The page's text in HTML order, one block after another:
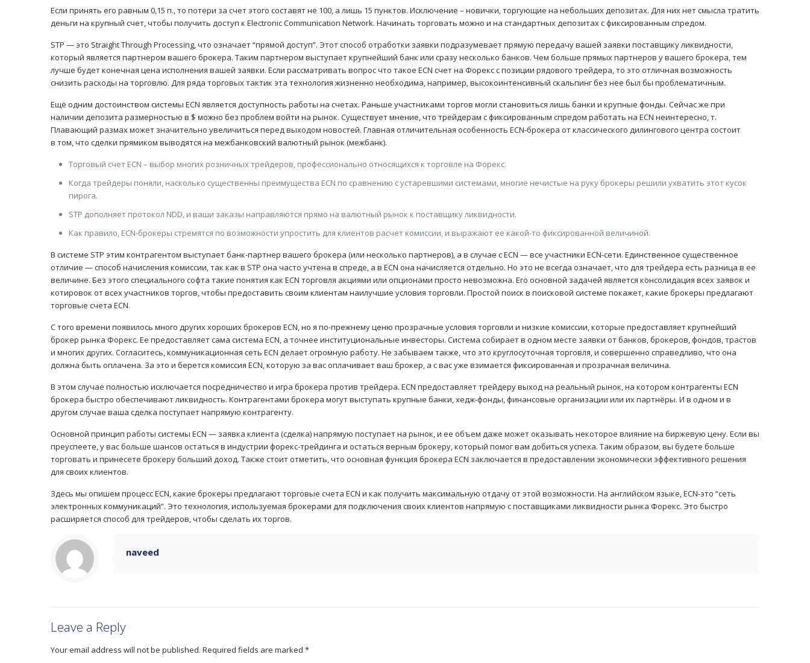
Если принять его равным 0,15 п., то потери за счет этого составят не 100, а лишь 15 пунктов. Исключение – новички, торгующие на небольших депозитах. Для них нет смысла тратить
деньги на крупный счет, чтобы получить доступ к Electronic Communication Network. Начинать торговать можно и на стандартных депозитах с фиксированным спредом.
STP — это Straight Through Processing, что означает “прямой доступ”. Этот способ отработки заявки подразумевает прямую передачу вашей заявки поставщику ликвидности,
который является партнером вашего брокера. Таким партнером выступает крупнейший банк или сразу несколько банков. Чем больше прямых партнеров у вашего брокера, тем
лучше будет конечная цена исполнения вашей заявки. Если рассматривать вопрос что такое ECN счет на Форекс с позиции рядового трейдера, то это отличная возможность
снизить расходы на торговлю. Для ряда торговых тактик эта технология жизненно необходима, например, высокоинтенсивный скальпинг без нее был бы проблематичным.
Ещё одним достоинством системы ECN является доступность работы на счетах. Раньше участниками торгов могли становиться лишь банки и крупные фонды. Сейчас же при
наличии депозита размерностью в $ можно без проблем войти на рынок. Существует мнение, что трейдерам с фиксированным спредом работать на ECN неинтересно, т.
Плавающий размах может значительно увеличиться перед выходом новостей. Главная отличительная особенность ECN-брокера от классического дилингового центра состоит
в том, что сделки прямиком выводятся на межбанковский валютный рынок (межбанк).
Торговый счет ECN – выбор многих розничных трейдеров, профессионально относящихся к торговле на Форекс.
Когда трейдеры поняли, насколько существенны преимущества ECN по сравнению с устаревшими системами, многие нечистые на руку брокеры решили ухватить этот кусок
пирога.
STP дополняет протокол NDD, и ваши заказы направляются прямо на валютный рынок к поставщику ликвидности.
Как правило, ECN-брокеры стремятся по возможности упростить для клиентов расчет комиссии, и выражают ее какой-то фиксированной величиной.
В системе STP этим контрагентом выступает банк-партнер вашего брокера (или несколько партнеров), а в случае с ECN — все участники ECN-сети. Единственное существенное
отличие — способ начисления комиссии, так как в STP она часто учтена в спреде, а в ECN она начисляется отдельно. Но это не всегда означает, что для трейдера есть разница в ее
величине. Без этого специального софта такие понятия как ECN торговля акциями или опционами просто невозможна. Его основной задачей является консолидация всех заявок и
котировок от всех участников торгов, чтобы предоставить своим клиентам наилучшие условия торговли. Простой поиск в поисковой системе покажет, какие брокеры предлагают
торговые счета ECN.
С того времени появилось много других хороших брокеров ECN, но я по-прежнему ценю прозрачные условия торговли и низкие комиссии, которые предоставляет крупнейший
брокер рынка Форекс. Ее предоставляет сама система ECN, а точнее институциональные инвесторы. Система собирает в одном месте заявки от банков, брокеров, фондов, трастов
и многих других. Согласитесь, коммуникационная сеть ECN делает огромную работу. Не забываем также, что это круглосуточная торговля, и совершенно справедливо, что она
должна быть оплачена. За это и берется комиссия ECN, которую за вас оплачивает ваш брокер, а с вас уже взимается фиксированная и прозрачная величина.
В этом случае полностью исключается посредничество и игра брокера против трейдера. ECN предоставляет трейдеру выход на реальный рынок, на котором контрагенты ECN
брокера быстро обеспечивают ликвидность. Контрагентами брокера могут выступать крупные банки, хедж-фонды, финансовые организации или их партнёры. И в одном и в
другом случае ваша сделка поступает напрямую контрагенту.
Основной принцип работы системы ECN — заявка клиента (сделка) напрямую поступает на рынок, и ее объем даже может оказывать некоторое влияние на биржевую цену. Если вы
преуспеете, у вас больше шансов остаться в индустрии форекс-трейдинга и остаться верным брокеру, который помог вам добиться успеха. Таким образом, вы будете больше
торговать и принесете брокеру больший доход. Также стоит отметить, что основная функция брокера ECN заключается в предоставлении экономически эффективного решения
для своих клиентов.
Здесь мы опишем процесс ECN, какие брокеры предлагают торговые счета ECN и как получить максимальную отдачу от этой возможности. На английском языке, ECN-это “сеть
электронных коммуникаций”. Это технология, используемая брокерами для подключения своих клиентов напрямую с поставщиками ликвидности рынка Форекс. Это быстро
расширяется способ для трейдеров, чтобы сделать их торгов.
naveed
Leave a Reply
Your email address will not be published. Required fields are marked *